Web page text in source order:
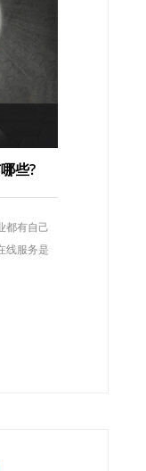
些?
都有自己
线服务是